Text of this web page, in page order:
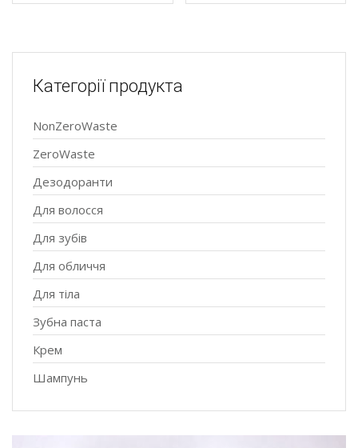
Категорії продукта
NonZeroWaste
ZeroWaste
Дезодоранти
Для волосся
Для зубів
Для обличчя
Для тіла
Зубна паста
Крем
Шампунь